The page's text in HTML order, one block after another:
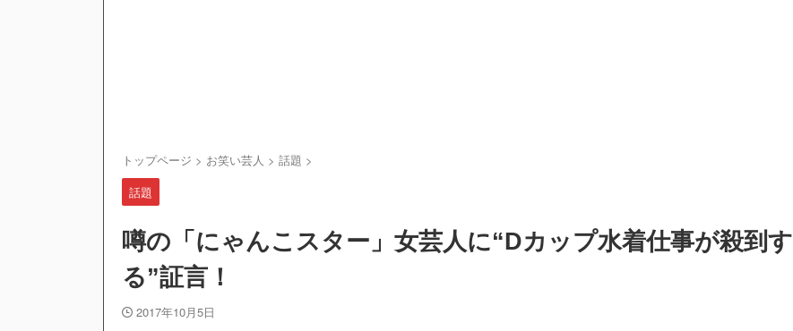
トップページ > お笑い芸人 > 話題 >
話題
噂の「にゃんこスター」女芸人に“Dカップ水着仕事が殺到す
る”証言！
2017年10月5日